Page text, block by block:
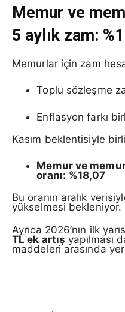
Memur ve
5 aylık zam:
Memurlar için zam
Toplu sözleşme
Enflasyon farkı
Kasım beklentisiyle
Memur ve
oranı: %18,07
Bu oranın aralık
yükselmesi bekleniyor.
Ayrıca 2026’nın ilk
TL ek artış yapılması
maddeleri arasında yer